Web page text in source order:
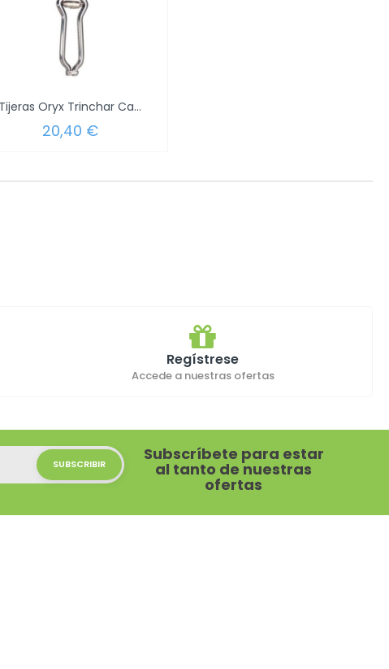
Tijeras Oryx Trinchar Carne Inoxidable
20,40 €
Regístrese
Accede a nuestras ofertas
Subscríbete para estar
al tanto de nuestras
ofertas